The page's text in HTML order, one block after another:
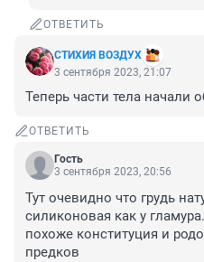
ОТВЕТИТЬ
СТИХИЯ ВОЗДУХ
3 сентября 2023, 21:07
Теперь части тела начали
ОТВЕТИТЬ
Гость
3 сентября 2023, 20:56
Тут очевидно что грудь
силиконовая как у
похоже конституция и
предков